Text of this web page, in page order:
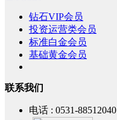
钻石VIP会员
投资运营类会员
标准白金会员
基础黄金会员
联系我们
电话 : 0531-88512040